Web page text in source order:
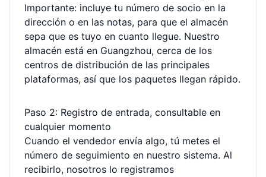
Importante: incluye tu número de socio en la
dirección o en las notas, para que el almacén
sepa que es tuyo en cuanto llegue. Nuestro
almacén está en Guangzhou, cerca de los
centros de distribución de las principales
plataformas, así que los paquetes llegan rápido.
Paso 2: Registro de entrada, consultable en
cualquier momento
Cuando el vendedor envía algo, tú metes el
número de seguimiento en nuestro sistema. Al
recibirlo, nosotros lo registramos